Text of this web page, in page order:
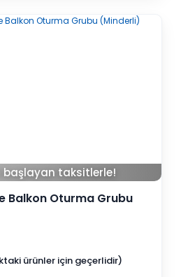
başlayan taksitlerle!
Balkon Oturma Grubu
devam ediyor